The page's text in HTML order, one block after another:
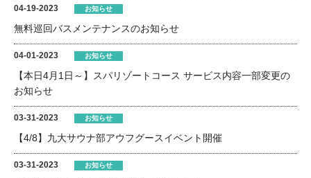
04-19-2023 お知らせ
無料巡回バスメンテナンスのお知らせ
04-01-2023 お知らせ
【本日4月1日～】スパリゾートコース サービス内容一部変更の
お知らせ
03-31-2023 お知らせ
【4/8】九大サウナ部アウフグースイベント開催
03-31-2023 お知らせ